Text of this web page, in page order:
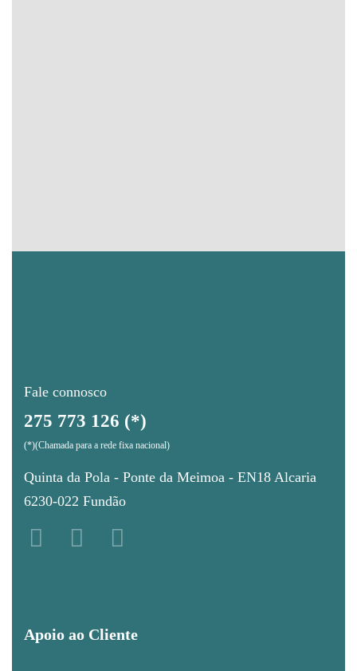
Fale connosco
275 773 126 (*)
(*)(Chamada para a rede fixa nacional)
Quinta da Pola - Ponte da Meimoa - EN18 Alcaria
6230-022 Fundão
Apoio ao Cliente